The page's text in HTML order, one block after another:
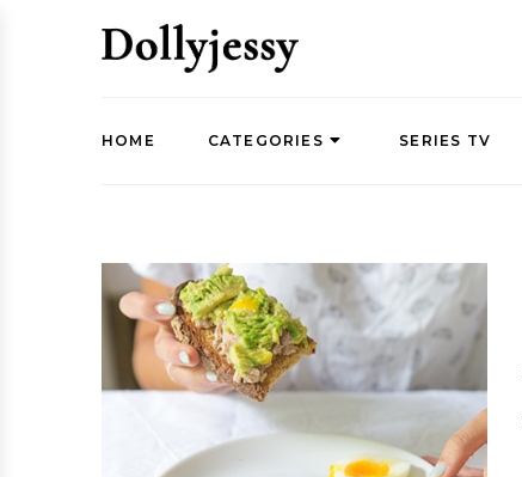
HOME CATEGORIES SERIES TV